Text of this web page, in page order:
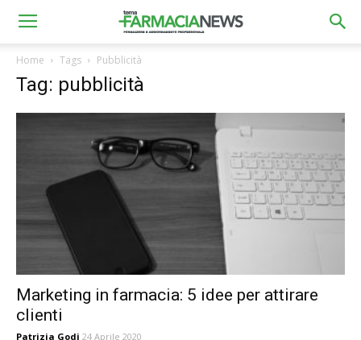
Home Tags Pubblicità
Tag: pubblicità
Marketing in farmacia: 5 idee per attirare
clienti
Patrizia Godi 24 Aprile 2020